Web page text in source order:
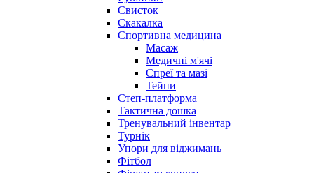
Свисток
Скакалка
Спортивна медицина
Масаж
Медичні м'ячі
Спреї та мазі
Тейпи
Степ-платформа
Тактична дошка
Тренувальний інвентар
Турнік
Упори для віджимань
Фітбол